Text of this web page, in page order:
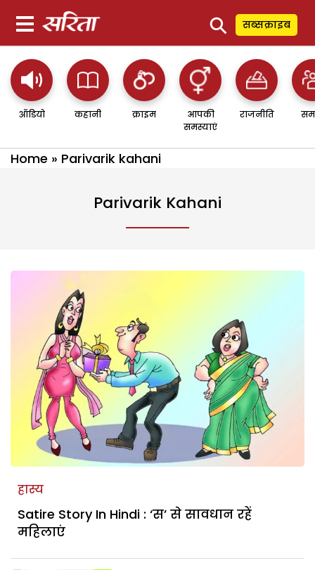
⚲ सब्सक्राइब
ऑडियो कहानी क्राइम
आपकी
समस्याएं
राजनीति
Home » Parivarik kahani
Parivarik Kahani
हास्य
Satire Story In Hindi : ‘स’ से सावधान रहें
महिलाएं